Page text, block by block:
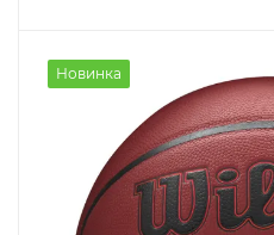
Новинка